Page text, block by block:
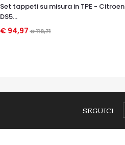
Set tappeti su misura in TPE - Citroen
DS5...
€ 94,97€ 118,71
SEGUICI